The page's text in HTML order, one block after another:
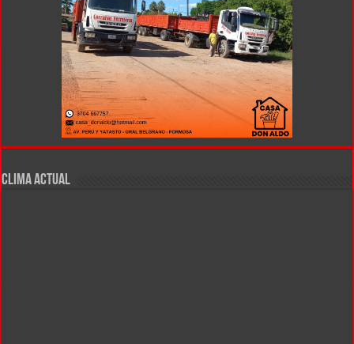
CLIMA ACTUAL